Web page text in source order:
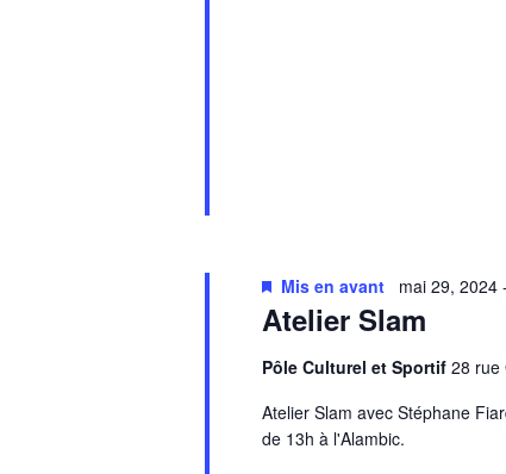
Atelier Slam
Mis en avant mai 29, 2024-
Pôle Culturel et Sportif 28 rue
Atelier Slam avec Stéphane
de 13h à l'Alambic.